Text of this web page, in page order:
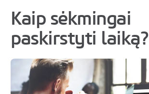
Kaip sėkmingai
paskirstyti laiką?